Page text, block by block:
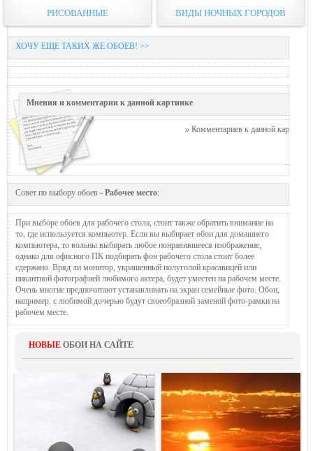
РИСОВАННЫЕ ВИДЫ НОЧНЫХ ГОРОДОВ
ХОЧУ ЕЩЕ ТАКИХ ЖЕ ОБОЕВ! >>
Мнения и комментарии к данной картинке
Комментариев к данной картинке
Совет по выбору обоев - Рабочее место:
При выборе обоев для рабочего стола, стоит также обратить внимание на
то, где используется компьютер. Если вы выбирает обои для домашнего
компьютера, то вольны выбирать любое понравившееся изображение,
однако для офисного ПК подбирать фон рабочего стола стоит более
сдержано. Вряд ли монитор, украшенный полуголой красавицей или
пикантной фотографией любимого актера, будет уместен на рабочем месте.
Очень многие предпочитают устанавливать на экран семейные фото. Обои,
например, с любимой дочерью будут своеобразной заменой фото-рамки на
рабочем месте.
НОВЫЕ ОБОИ НА САЙТЕ